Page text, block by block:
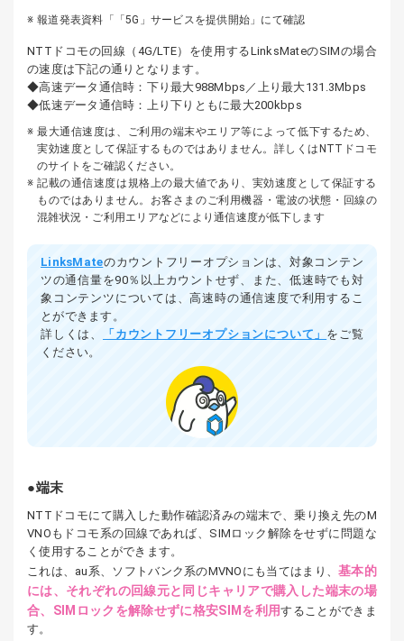
報道発表資料「「5G」サービスを提供開始」にて確認
NTTドコモの回線（4G/LTE）を使用するLinksMateのSIMの場合
の速度は下記の通りとなります。
◆高速データ通信時：下り最大988Mbps／上り最大131.3Mbps
◆低速データ通信時：上り下りともに最大200kbps
最大通信速度は、ご利用の端末やエリア等によって低下するため、
実効速度として保証するものではありません。詳しくはNTTドコモ
のサイトをご確認ください。
記載の通信速度は規格上の最大値であり、実効速度として保証する
ものではありません。お客さまのご利用機器・電波の状態・回線の
混雑状況・ご利用エリアなどにより通信速度が低下します
LinksMateのカウントフリーオプションは、対象コンテン
ツの通信量を90％以上カウントせず、また、低速時でも対
象コンテンツについては、高速時の通信速度で利用するこ
とができます。
詳しくは、
「カウントフリーオプションについて」 をご覧
ください。
端末
NTTドコモにて購入した動作確認済みの端末で、乗り換え先のM
VNOもドコモ系の回線であれば、SIMロック解除をせずに問題な
く使用することができます。
これは、au系、ソフトバンク系のMVNOにも当てはまり、基本的
には、それぞれの回線元と同じキャリアで購入した端末の場
合、SIMロックを解除せずに格安SIMを利用することができま
す。